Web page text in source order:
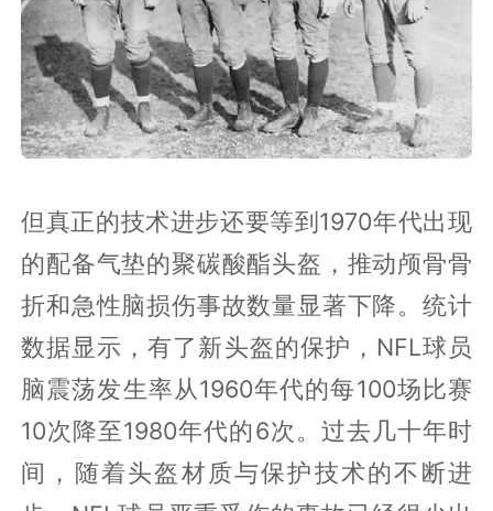
但真正的技术进步还要等到1970年代出现
的配备气垫的聚碳酸酯头盔，推动颅骨骨
折和急性脑损伤事故数量显著下降。统计
数据显示，有了新头盔的保护，NFL球员
脑震荡发生率从1960年代的每100场比赛
10次降至1980年代的6次。过去几十年时
间，随着头盔材质与保护技术的不断进